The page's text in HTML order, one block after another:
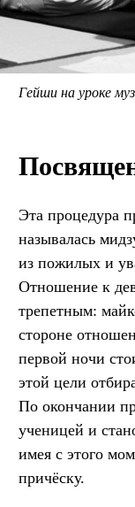
Гейши на уроке
Эта процедура
называлась
из пожилых и
Отношение к
трепетным:
стороне
первой ночи
этой цели
По окончании
ученицей и
имея с этого
причёску.